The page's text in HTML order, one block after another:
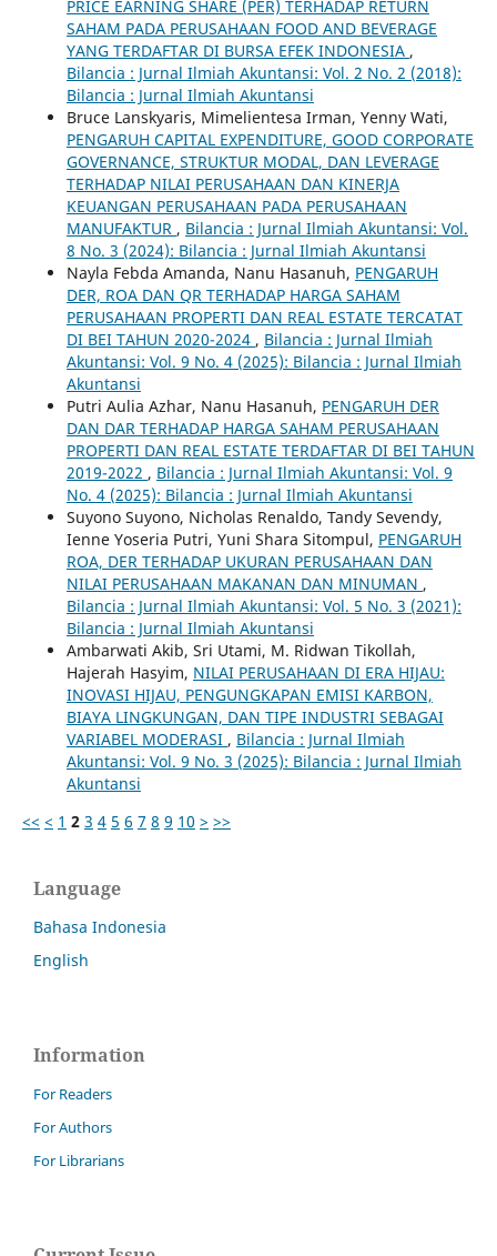
PRICE EARNING SHARE (PER) TERHADAP RETURN
SAHAM PADA PERUSAHAAN FOOD AND BEVERAGE
YANG TERDAFTAR DI BURSA EFEK INDONESIA ,
Bilancia : Jurnal Ilmiah Akuntansi: Vol. 2 No. 2 (2018):
Bilancia : Jurnal Ilmiah Akuntansi
Bruce Lanskyaris, Mimelientesa Irman, Yenny Wati,
PENGARUH CAPITAL EXPENDITURE, GOOD CORPORATE
GOVERNANCE, STRUKTUR MODAL, DAN LEVERAGE
TERHADAP NILAI PERUSAHAAN DAN KINERJA
KEUANGAN PERUSAHAAN PADA PERUSAHAAN
MANUFAKTUR , Bilancia : Jurnal Ilmiah Akuntansi: Vol.
8 No. 3 (2024): Bilancia : Jurnal Ilmiah Akuntansi
Nayla Febda Amanda, Nanu Hasanuh, PENGARUH
DER, ROA DAN QR TERHADAP HARGA SAHAM
PERUSAHAAN PROPERTI DAN REAL ESTATE TERCATAT
DI BEI TAHUN 2020-2024 , Bilancia : Jurnal Ilmiah
Akuntansi: Vol. 9 No. 4 (2025): Bilancia : Jurnal Ilmiah
Akuntansi
Putri Aulia Azhar, Nanu Hasanuh, PENGARUH DER
DAN DAR TERHADAP HARGA SAHAM PERUSAHAAN
PROPERTI DAN REAL ESTATE TERDAFTAR DI BEI TAHUN
2019-2022 , Bilancia : Jurnal Ilmiah Akuntansi: Vol. 9
No. 4 (2025): Bilancia : Jurnal Ilmiah Akuntansi
Suyono Suyono, Nicholas Renaldo, Tandy Sevendy,
Ienne Yoseria Putri, Yuni Shara Sitompul, PENGARUH
ROA, DER TERHADAP UKURAN PERUSAHAAN DAN
NILAI PERUSAHAAN MAKANAN DAN MINUMAN ,
Bilancia : Jurnal Ilmiah Akuntansi: Vol. 5 No. 3 (2021):
Bilancia : Jurnal Ilmiah Akuntansi
Ambarwati Akib, Sri Utami, M. Ridwan Tikollah,
Hajerah Hasyim, NILAI PERUSAHAAN DI ERA HIJAU:
INOVASI HIJAU, PENGUNGKAPAN EMISI KARBON,
BIAYA LINGKUNGAN, DAN TIPE INDUSTRI SEBAGAI
VARIABEL MODERASI , Bilancia : Jurnal Ilmiah
Akuntansi: Vol. 9 No. 3 (2025): Bilancia : Jurnal Ilmiah
Akuntansi
<< < 1 2 3 4 5 6 7 8 9 10 > >>
Language
Bahasa Indonesia
English
Information
For Readers
For Authors
For Librarians